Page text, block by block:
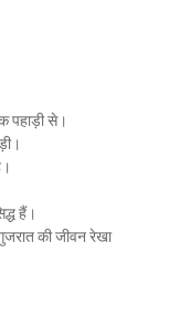
पहाड़ी से।
हैं।
की जीवन रेखा